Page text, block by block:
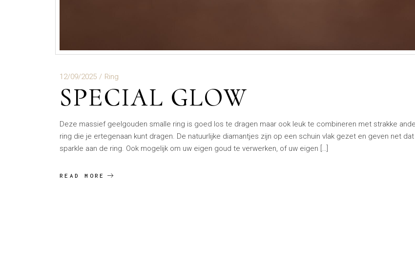
12/09/2025 Ring
SPECIAL GLOW
Deze massief geelgouden smalle ring is goed los te dragen maar ook leuk te combineren met strakke
ring die je ertegenaan kunt dragen. De natuurlijke diamantjes zijn op een schuin vlak gezet en geven net
sparkle aan de ring. Ook mogelijk om uw eigen goud te verwerken, of uw eigen […]
READ MORE